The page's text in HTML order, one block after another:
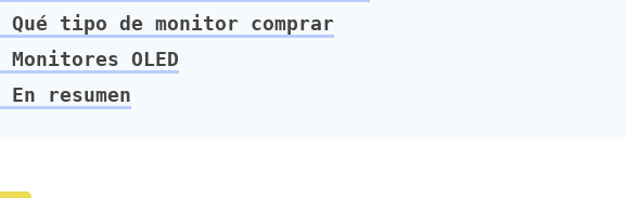
Qué tipo de monitor comprar
Monitores OLED
En resumen